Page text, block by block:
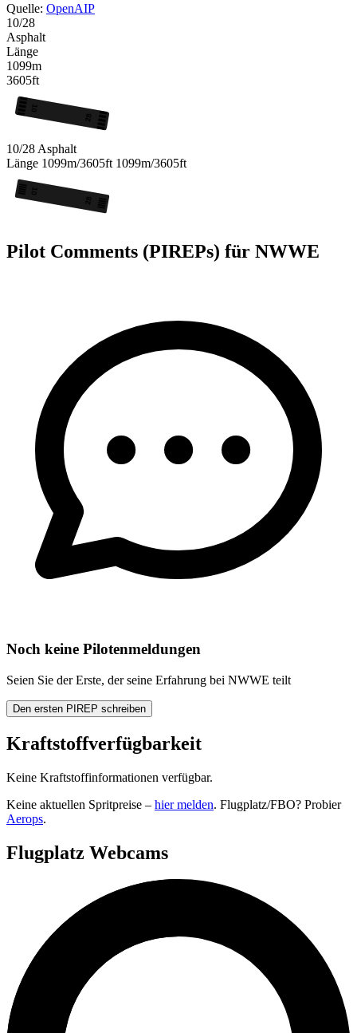
Quelle: OpenAIP
10/28
Asphalt
Länge
1099m
3605ft
28
10
10/28 Asphalt
Länge 1099m/3605ft 1099m/3605ft
28
10
Pilot Comments (PIREPs) für NWWE
Noch keine Pilotenmeldungen
Seien Sie der Erste, der seine Erfahrung bei NWWE teilt
Den ersten PIREP schreiben
Kraftstoffverfügbarkeit
Keine Kraftstoffinformationen verfügbar.
Keine aktuellen Spritpreise – hier melden. Flugplatz/FBO? Probier
Aerops.
Flugplatz Webcams